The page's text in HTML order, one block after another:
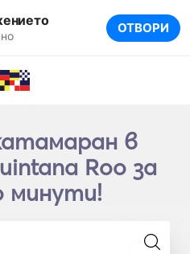
ОТВОРИ
в
Roo за
минути!